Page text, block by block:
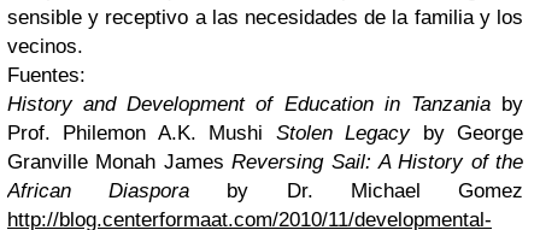
sensible y receptivo a las necesidades de la familia y los
vecinos.
Fuentes:
History and Development of Education in Tanzania by
Prof. Philemon A.K. Mushi
Stolen Legacyby George
Granville Monah James Reversing Sail: A History of the
African Diaspora by Dr. Michael Gomez
http://blog.centerformaat.com/2010/11/developmental-